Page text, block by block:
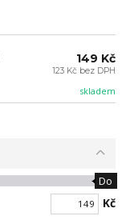
skladem
149 Kč
123 Kč bez DPH
Do
Kč